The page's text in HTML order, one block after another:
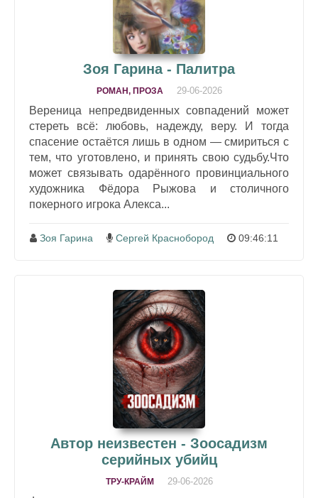
Зоя Гарина - Палитра
РОМАН, ПРОЗА 29-06-2026
Вереница непредвиденных совпадений может
стереть всё: любовь, надежду, веру. И тогда
спасение остаётся лишь в одном — смириться с
тем, что уготовлено, и принять свою судьбу.Что
может связывать одарённого провинциального
художника Фёдора Рыжова и столичного
покерного игрока Алекса...
Зоя Гарина Сергей Краснобород 09:46:11
Автор неизвестен - Зоосадизм
серийных убийц
ТРУ-КРАЙМ 29-06-2026